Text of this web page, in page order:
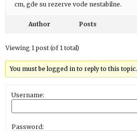
cm, gde su rezerve vode nestabilne.
Author Posts
Viewing 1 post (of 1 total)
You must be logged in to reply to this topic.
Username:
Password: